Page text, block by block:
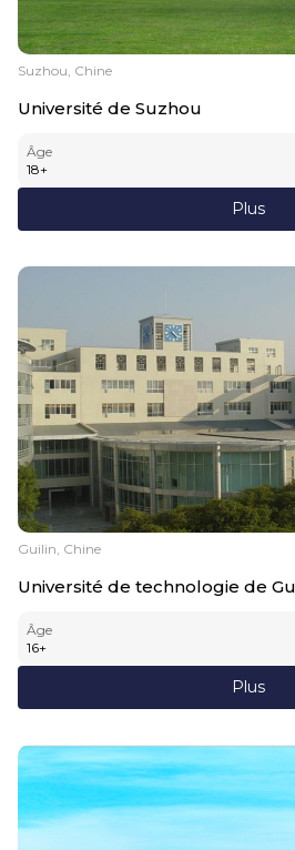
Suzhou, Chine
Université de Suzhou
Âge
18+
Plus
Guilin, Chine
Université de technologie de
Âge
16+
Plus